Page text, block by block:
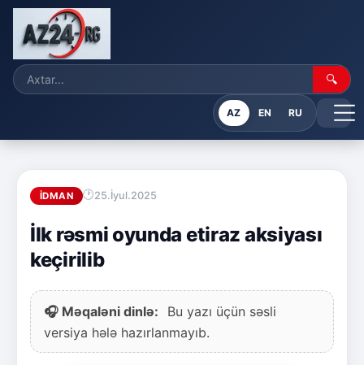
🔍
AZ EN RU
İDMAN 25.İyul.2025
İlk rəsmi oyunda etiraz aksiyası
keçirilib
🎧 Məqaləni dinlə:
Bu yazı üçün səsli
versiya hələ hazırlanmayıb.